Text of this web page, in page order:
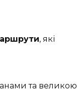
, які
та великою